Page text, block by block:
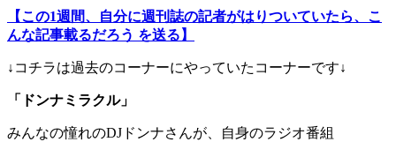
【この1週間、自分に週刊誌の記者がはりついていたら、こ
んな記事載るだろう を送る】
↓コチラは過去のコーナーにやっていたコーナーです↓
「ドンナミラクル」
みんなの憧れのDJドンナさんが、自身のラジオ番組